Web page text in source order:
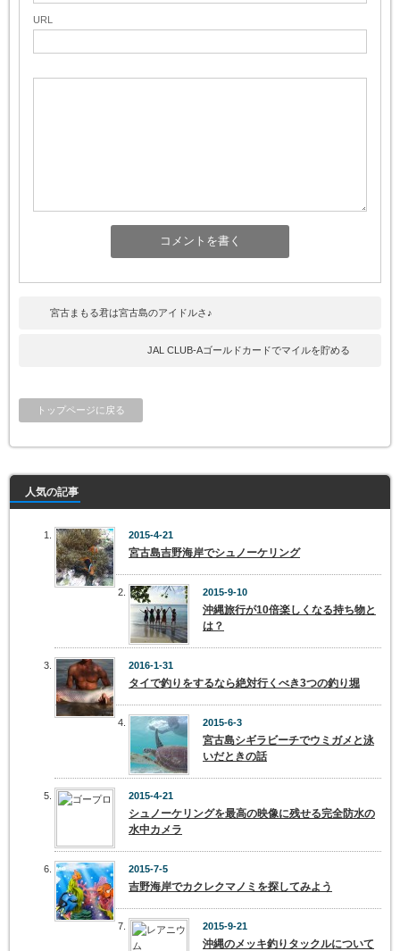
URL
宮古まもる君は宮古島のアイドルさ♪
JAL CLUB-Aゴールドカードでマイルを貯める
トップページに戻る
人気の記事
2015-4-21
宮古島吉野海岸でシュノーケリング
2015-9-10
沖縄旅行が10倍楽しくなる持ち物と
は？
2016-1-31
タイで釣りをするなら絶対行くべき3つの釣り堀
2015-6-3
宮古島シギラビーチでウミガメと泳
いだときの話
2015-4-21
シュノーケリングを最高の映像に残せる完全防水の
水中カメラ
2015-7-5
吉野海岸でカクレクマノミを探してみよう
2015-9-21
沖縄のメッキ釣りタックルについて